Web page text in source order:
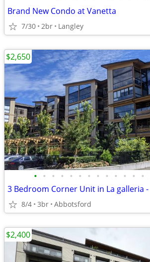
Brand New Condo at Vanetta
7/30 2br Langley
• • • • • • • • • • • • •
3 Bedroom Corner Unit in La galleria -
8/4 3br Abbotsford
$2,650
$2,400